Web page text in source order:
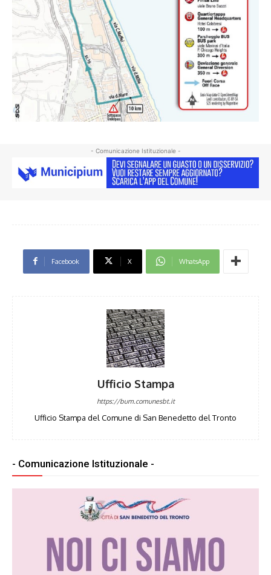
- Comunicazione Istituzionale -
Facebook X WhatsApp
Ufficio Stampa
https://bum.comunesbt.it
Ufficio Stampa del Comune di San Benedetto del Tronto
- Comunicazione Istituzionale -